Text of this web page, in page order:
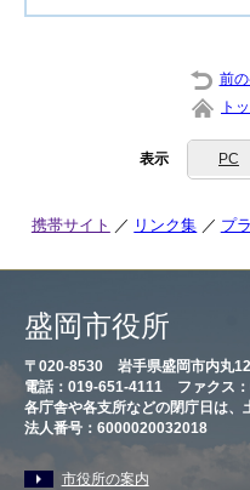
前
ト
表示 PC
携帯サイト リンク集 プ
盛岡市役所
〒020-8530 岩手県盛岡市内丸
電話：019-651-4111 ファクス
各庁舎や各支所などの閉庁日は、
法人番号：6000020032018
市役所の案内